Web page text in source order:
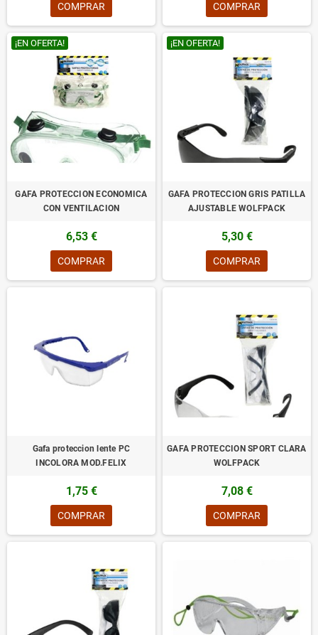
COMPRAR COMPRAR
¡EN OFERTA!
GAFA PROTECCION ECONOMICA
CON VENTILACION
6,53 €
COMPRAR
¡EN OFERTA!
GAFA PROTECCION GRIS PATILLA
AJUSTABLE WOLFPACK
5,30 €
COMPRAR
Gafa proteccion lente PC
INCOLORA MOD.FELIX
1,75 €
COMPRAR
GAFA PROTECCION SPORT CLARA
WOLFPACK
7,08 €
COMPRAR